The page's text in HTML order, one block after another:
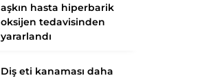
aşkın hasta hiperbarik
oksijen tedavisinden
yararlandı
Diş eti kanaması daha